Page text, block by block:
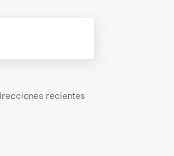
recientes